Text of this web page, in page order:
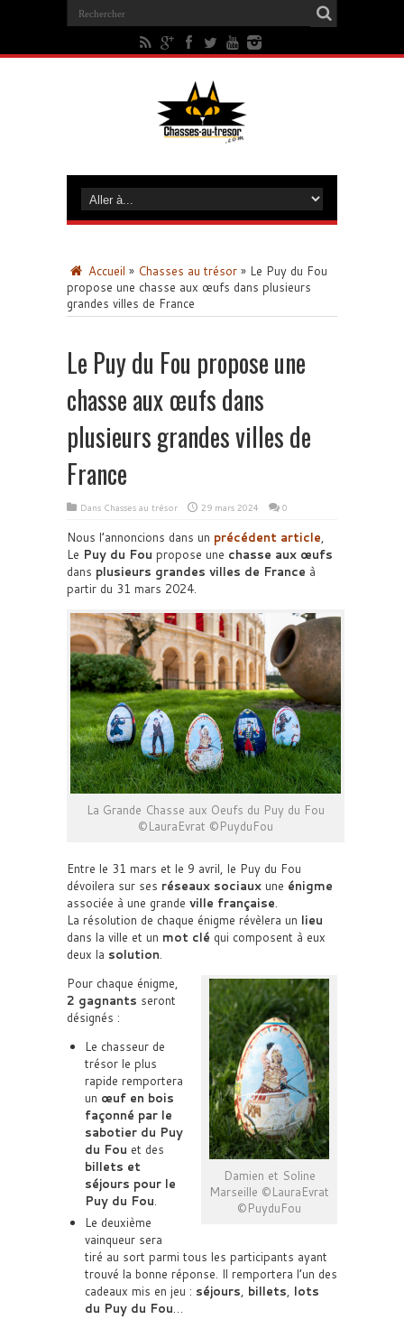
Accueil » Chasses au trésor » Le Puy du Fou
propose une chasse aux œufs dans plusieurs
grandes villes de France
Le Puy du Fou propose une
chasse aux œufs dans
plusieurs grandes villes de
France
Dans Chasses au trésor 29 mars 2024 0
Nous l’annoncions dans un précédent article,
Le Puy du Fou propose une chasse aux œufs
dans plusieurs grandes villes de France à
partir du 31 mars 2024.
La Grande Chasse aux Oeufs du Puy du Fou
©LauraEvrat ©PuyduFou
Entre le 31 mars et le 9 avril, le Puy du Fou
dévoilera sur ses réseaux sociaux une énigme
associée à une grande ville française.
La résolution de chaque énigme révèlera un lieu
dans la ville et un mot clé qui composent à eux
deux la solution.
Damien et Soline
Marseille ©LauraEvrat
©PuyduFou
Pour chaque énigme,
2 gagnants seront
désignés :
Le chasseur de
trésor le plus
rapide remportera
un œuf en bois
façonné par le
sabotier du Puy
du Fou et des
billets et
séjours pour le
Puy du Fou.
Le deuxième
vainqueur sera
tiré au sort parmi tous les participants ayant
trouvé la bonne réponse. Il remportera l’un des
cadeaux mis en jeu : séjours, billets, lots
du Puy du Fou…